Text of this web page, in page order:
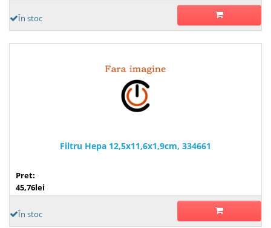
În stoc
Filtru Hepa 12,5x11,6x1,9cm, 334661
Pret:
45,76lei
În stoc